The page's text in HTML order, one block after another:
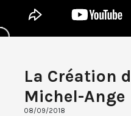
La Création
Michel-Ange
08/09/2018